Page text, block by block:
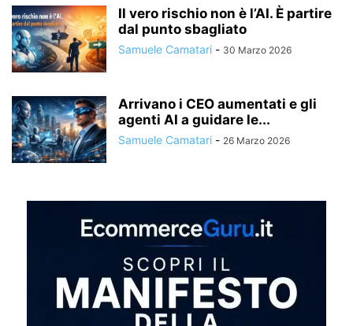
Il vero rischio non è l’AI. È partire
dal punto sbagliato
Samuele Camatari - 30 Marzo 2026
Arrivano i CEO aumentati e gli
agenti AI a guidare le...
Samuele Camatari - 26 Marzo 2026